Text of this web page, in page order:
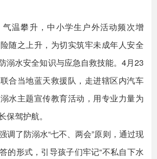
攀升，中小学生户外活动频次增
随之上升，为切实筑牢未成年人安全
溺水安全知识与应急自救技能。4月23
合当地蓝天救援队，走进辖区内汽车
水主题宣传教育活动，用专业力量为
保驾护航。
了防溺水“七不、两会”原则，通过现
的形式，引导孩子们牢记“不私自下水